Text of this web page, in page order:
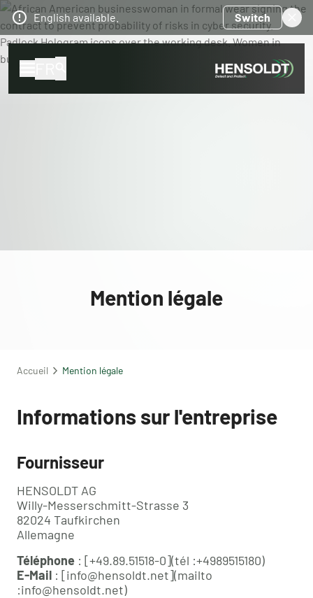
English available. Switch
Mention légale
Accueil Mention légale
Informations sur l'entreprise
Fournisseur
HENSOLDT AG
Willy-Messerschmitt-Strasse 3
82024 Taufkirchen
Allemagne
Téléphone : [+49.89.51518-0](tél :+4989515180)
E-Mail : [info@hensoldt.net](mailto
:info@hensoldt.net)